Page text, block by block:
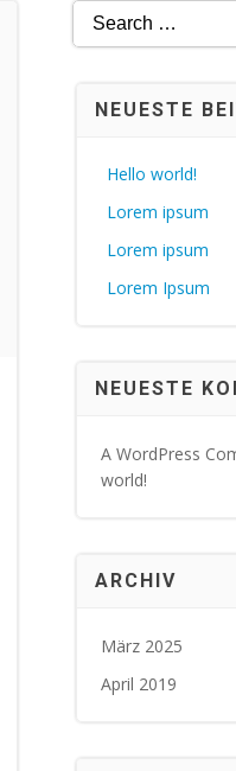
Search
for:
NEUESTE
Hello world!
Lorem ipsum
Lorem ipsum
Lorem Ipsum
NEUESTE
A WordPress
world!
ARCHIV
März 2025
April 2019